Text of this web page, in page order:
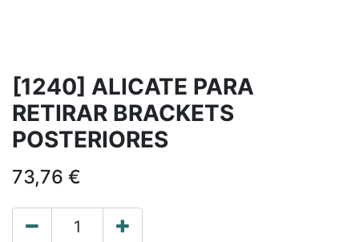
[1240] ALICATE PARA
RETIRAR BRACKETS
POSTERIORES
73,76 €